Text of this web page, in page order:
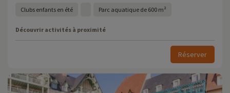
Clubs enfants en été Parc aquatique de 600 m²
Découvrir activités à proximité
Réserver